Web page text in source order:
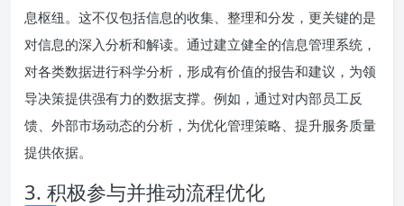
息枢纽。这不仅包括信息的收集、整理和分发，更关键的是
对信息的深入分析和解读。通过建立健全的信息管理系统，
对各类数据进行科学分析，形成有价值的报告和建议，为领
导决策提供强有力的数据支撑。例如，通过对内部员工反
馈、外部市场动态的分析，为优化管理策略、提升服务质量
提供依据。
3. 积极参与并推动流程优化